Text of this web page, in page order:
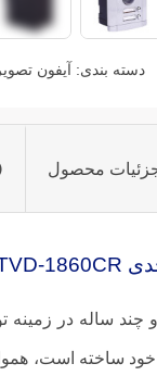
دسته بندی: آیفون
محصول
و چند ساله در
ساخته است،